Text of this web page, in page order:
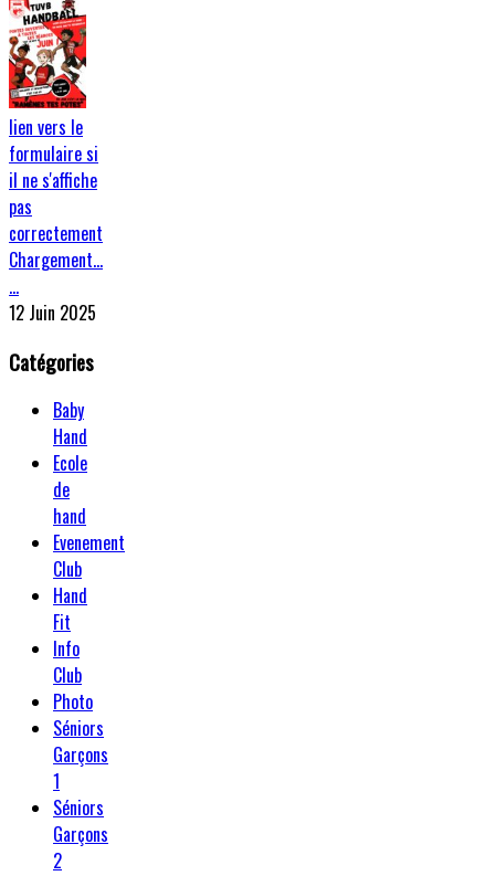
lien vers le
formulaire si
il ne s'affiche
pas
correctement
Chargement…
…
12 Juin 2025
Catégories
Baby
Hand
Ecole
de
hand
Evenement
Club
Hand
Fit
Info
Club
Photo
Séniors
Garçons
1
Séniors
Garçons
2